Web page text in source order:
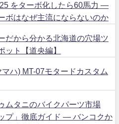
をターボ化したら60馬力 ―
ボはなぜ主流にならないのか
だから分かる北海道の穴場ツ
ット【道央編】
ハ) MT-07モタードカスタム
ムタニのバイクパーツ市場
プ」徹底ガイド ― バンコクか